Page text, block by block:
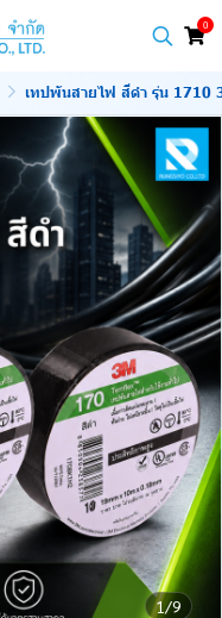
0
เทปพันสายไฟ สีดำ รุ่น 1710
1/9